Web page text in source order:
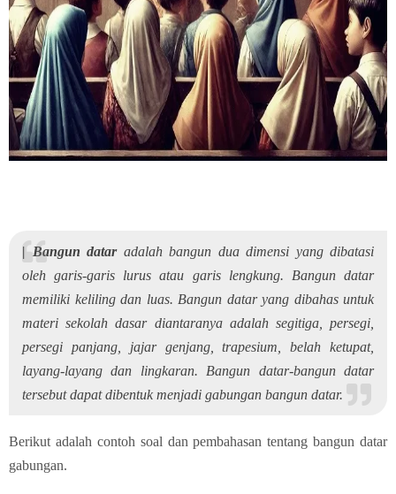
| Bangun datar adalah bangun dua dimensi yang dibatasi
oleh garis-garis lurus atau garis lengkung. Bangun datar
memiliki keliling dan luas. Bangun datar yang dibahas untuk
materi sekolah dasar diantaranya adalah segitiga, persegi,
persegi panjang, jajar genjang, trapesium, belah ketupat,
layang-layang dan lingkaran. Bangun datar-bangun datar
tersebut dapat dibentuk menjadi gabungan bangun datar.
Berikut adalah contoh soal dan pembahasan tentang bangun datar
gabungan.